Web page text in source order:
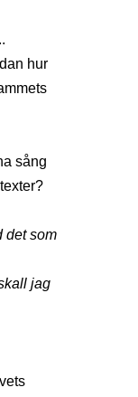
hur
sång
det som
jag